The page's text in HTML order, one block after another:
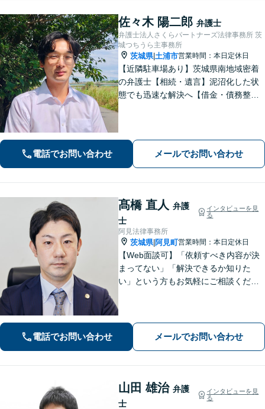
佐々木 陽二郎 弁護士
弁護士法人さくらパートナーズ法律事務所 茨
城つちうら主事務所
茨城県| 土浦市営業時間：本日定休日
【近隣駐車場あり】茨城県南地域密着
の弁護士【相続・遺言】泥沼化した状
態でも迅速な解決へ【借金・債務整
可】【休日・夜間対応可】
電話でお問い合わせ メールでお問い合わせ
髙橋 直人 弁護
士
インタビューを見
る
阿見法律事務所
茨城県|阿見町営業時間：本日定休日
【Web面談可】「依頼すべき内容が決
まってない」「解決できるか知りた
い」という方もお気軽にご相談くださ
電話でお問い合わせ メールでお問い合わせ
山田 雄治 弁護
士
インタビューを見
る